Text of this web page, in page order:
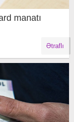
manatı
Ətraflı